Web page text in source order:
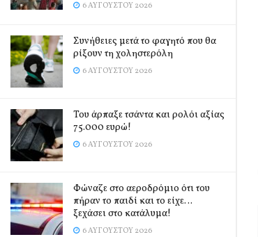
6 ΑΥΓΟΎΣΤΟΥ 2026
Συνήθειες μετά το φαγητό που θα
ρίξουν τη χοληστερόλη
6 ΑΥΓΟΎΣΤΟΥ 2026
Του άρπαξε τσάντα και ρολόι αξίας
75.000 ευρώ!
6 ΑΥΓΟΎΣΤΟΥ 2026
Φώναζε στο αεροδρόμιο ότι του
πήραν το παιδί και το είχε…
ξεχάσει στο κατάλυμα!
6 ΑΥΓΟΎΣΤΟΥ 2026